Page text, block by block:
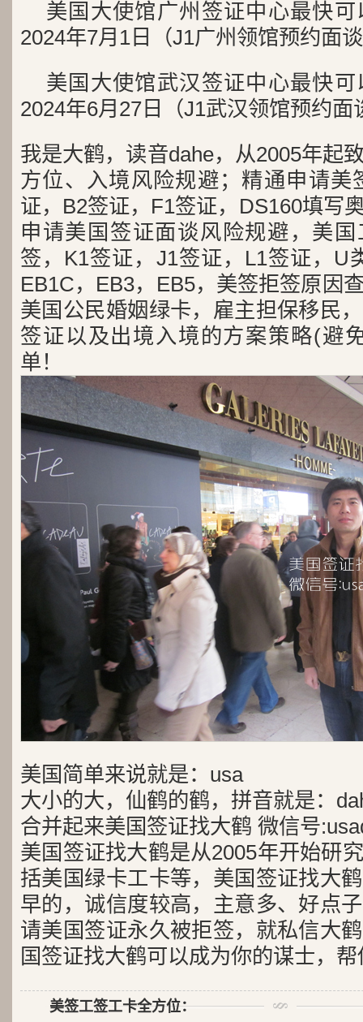
美国大使馆广州签证中心最快
2024年7月1日（J1广州领馆预约面
美国大使馆武汉签证中心最快
2024年6月27日（J1武汉领馆预约面
我是大鹤，读音dahe，从2005年起
方位、入境风险规避；精通申请美
证，B2签证，F1签证，DS160填写
申请美国签证面谈风险规避，美
签，K1签证，J1签证，L1签证，U
EB1C，EB3，EB5，美签拒签原因
美国公民婚姻绿卡，雇主担保移民
签证以及出境入境的方案策略(避
单！
美国简单来说就是：usa
大小的大，仙鹤的鹤，拼音就是：
合并起来美国签证找大鹤 微信号
美国签证找大鹤是从2005年开始研
括美国绿卡工卡等，美国签证找大
早的，诚信度较高，主意多、好点
请美国签证永久被拒签，就私信大
国签证找大鹤可以成为你的谋士，
美签工签工卡全方位：